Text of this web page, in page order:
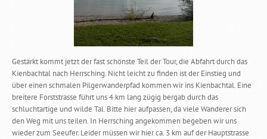
Gestärkt kommt jetzt der fast schönste Teil der Tour, die Abfahrt durch das
Kienbachtal nach Herrsching. Nicht leicht zu finden ist der Einstieg und
über einen schmalen Pilgerwanderpfad kommen wir ins Kienbachtal. Eine
breitere Forststrasse führt uns 4 km lang zügig bergab durch das
schluchtartige und wilde Tal. Bitte hier aufpassen, da viele Wanderer sich
den Weg mit uns teilen. In Herrsching angekommen begeben wir uns
wieder zum Seeufer. Leider müssen wir hier ca. 3 km auf der Hauptstrasse